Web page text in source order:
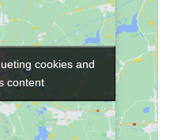
cookies and
content
cookies and
content